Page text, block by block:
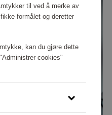
til ved å merke av
formålet og deretter
kan du gjøre dette
cookies"